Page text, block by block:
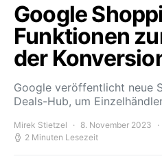
Google
Funktionen
der
Google veröffentlicht neue
Deals-Hub, um
Mirek Stietzel 8. November 2023
2 Minuten Lesezeit